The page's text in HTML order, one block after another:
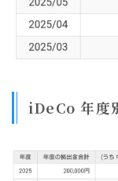
iDeCo 年度